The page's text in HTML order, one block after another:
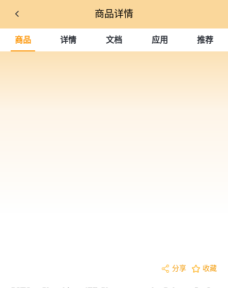
商品详情
商品 详情 文档 应用 推荐
分享 收藏